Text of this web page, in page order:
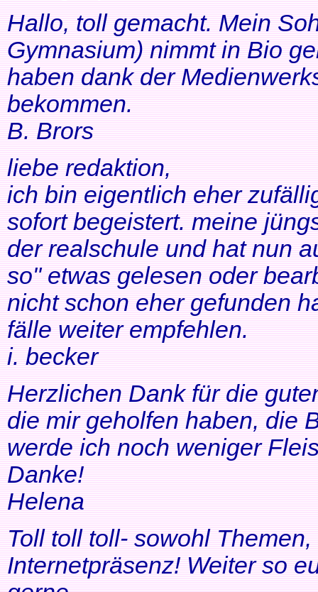
Hallo, toll gemacht. Mein
Gymnasium) nimmt in Bio
haben dank der
bekommen.
B. Brors
liebe redaktion,
ich bin eigentlich eher
sofort begeistert. meine
der realschule und hat nun
so" etwas gelesen oder
nicht schon eher gefunden
fälle weiter empfehlen.
i. becker
Herzlichen Dank für die
die mir geholfen haben, die
werde ich noch weniger
Danke!
Helena
Toll toll toll- sowohl
Internetpräsenz! Weiter so